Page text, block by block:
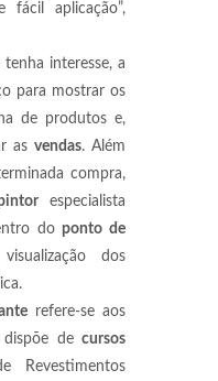
fácil aplicação”,
tenha interesse, a
para mostrar os
de produtos e,
as vendas. Além
compra,
especialista
doponto de
dos
refere-se aos
de cursos